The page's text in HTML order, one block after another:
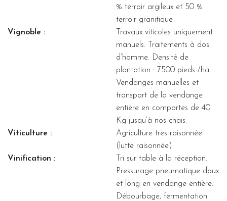
% terroir argileux et 50 %
terroir granitique
Vignoble :
Travaux viticoles uniquement
manuels. Traitements à dos
d’homme. Densité de
plantation : 7500 pieds /ha.
Vendanges manuelles et
transport de la vendange
entière en comportes de 40
Kg jusqu’à nos chais.
Viticulture :
Agriculture très raisonnée
(lutte raisonnée)
Vinification :
Tri sur table à la réception.
Pressurage pneumatique doux
et long en vendange entière.
Débourbage, fermentation